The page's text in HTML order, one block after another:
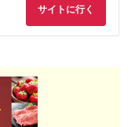
サイトに行く